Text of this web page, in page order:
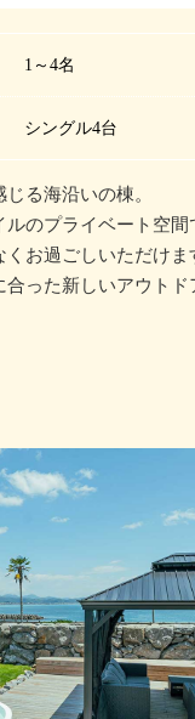
1～4名
シングル4台
る海沿いの棟。
ルのプライベート空間
くお過ごしいただけま
合った新しいアウトド